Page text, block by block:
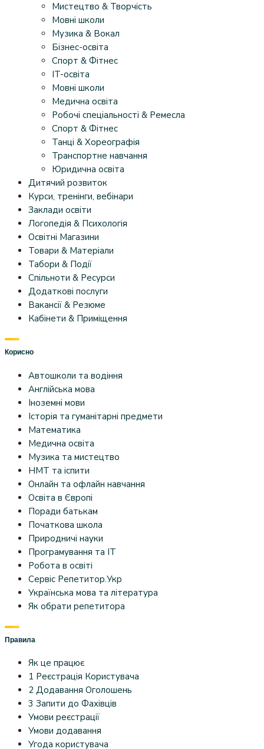
Мистецтво & Творчість
Мовні школи
Музика & Вокал
Бізнес-освіта
Спорт & Фітнес
IT-освіта
Мовні школи
Медична освіта
Робочі спеціальності & Ремесла
Спорт & Фітнес
Танці & Хореографія
Транспортне навчання
Юридична освіта
Дитячий розвиток
Курси, тренінги, вебінари
Заклади освіти
Логопедія & Психологія
Освітні Магазини
Товари & Матеріали
Табори & Події
Спільноти & Ресурси
Додаткові послуги
Вакансії & Резюме
Кабінети & Приміщення
Корисно
Автошколи та водіння
Англійська мова
Іноземні мови
Історія та гуманітарні предмети
Математика
Медична освіта
Музика та мистецтво
НМТ та іспити
Онлайн та офлайн навчання
Освіта в Європі
Поради батькам
Початкова школа
Природничі науки
Програмування та IT
Робота в освіті
Сервіс Репетитор.Укр
Українська мова та література
Як обрати репетитора
Правила
Як це працює
1 Реєстрація Користувача
2 Додавання Оголошень
3 Запити до Фахівців
Умови реєстрації
Умови додавання
Угода користувача